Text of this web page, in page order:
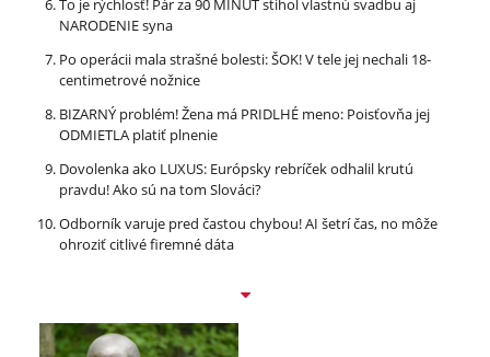
To je rýchlosť! Pár za 90 MINÚT stihol vlastnú svadbu aj
NARODENIE syna
Po operácii mala strašné bolesti: ŠOK! V tele jej nechali 18-
centimetrové nožnice
BIZARNÝ problém! Žena má PRIDLHÉ meno: Poisťovňa jej
ODMIETLA platiť plnenie
Dovolenka ako LUXUS: Európsky rebríček odhalil krutú
pravdu! Ako sú na tom Slováci?
Odborník varuje pred častou chybou! AI šetrí čas, no môže
ohroziť citlivé firemné dáta